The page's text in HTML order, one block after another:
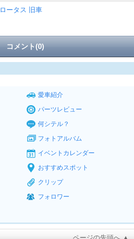
ロータス
旧車
コメント(0)
愛車紹介
パーツレビュー
何シテル？
フォトアルバム
イベントカレンダー
おすすめスポット
クリップ
フォロワー
ページの先頭へ ▲